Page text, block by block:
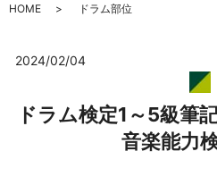
HOME ドラム部位
2024/02/04
ドラム検定1～5級筆
音楽能力